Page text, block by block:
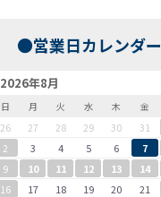
●営業日カレンダー
2026年8月
日 月 火 水 木 金
26 27 28 29 30 31
2
3 4 5 6 7
9
10 11 12 13 14
16
17 18 19 20 21